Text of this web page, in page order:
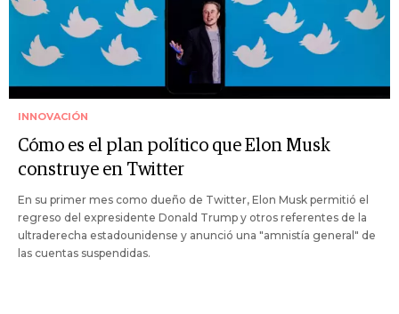
INNOVACIÓN
Cómo es el plan político que Elon Musk
construye en Twitter
En su primer mes como dueño de Twitter, Elon Musk permitió el
regreso del expresidente Donald Trump y otros referentes de la
ultraderecha estadounidense y anunció una "amnistía general" de
las cuentas suspendidas.